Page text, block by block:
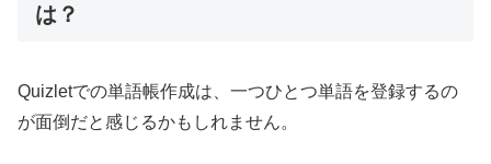
は？
Quizletでの単語帳作成は、一つひとつ単語を登録するの
が面倒だと感じるかもしれません。